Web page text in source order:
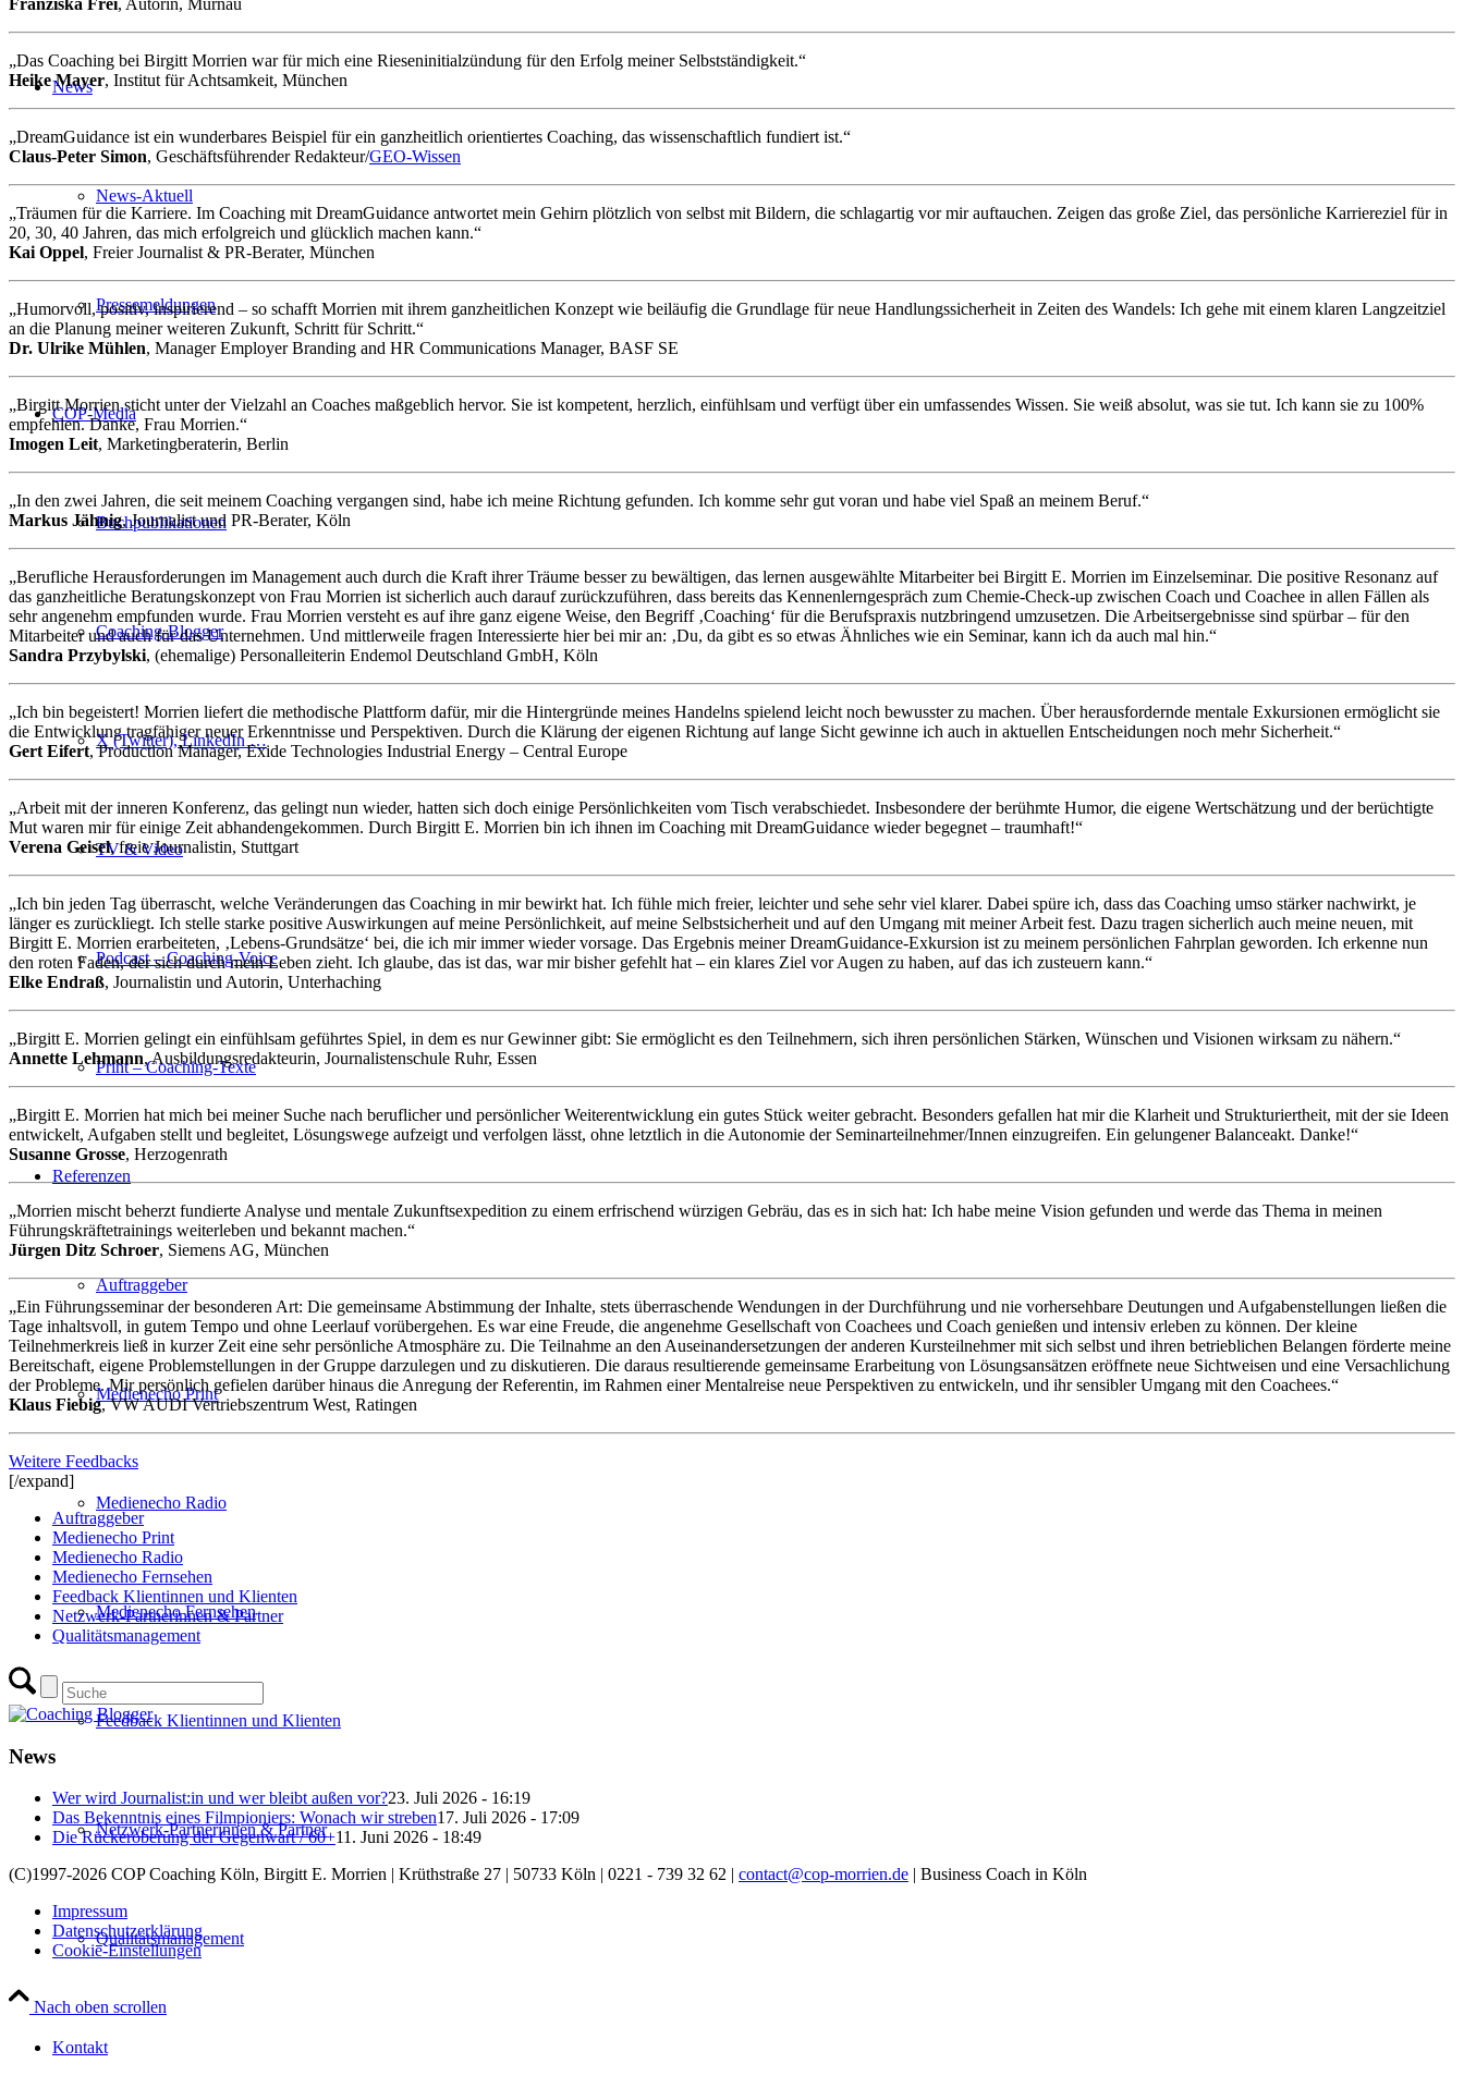
News
News-Aktuell
Pressemeldungen
COP-Media
Buchpublikationen
Coaching-Blogger
X (Twitter), LinkedIn …
TV & Video
Podcast – Coaching-Voice
Print – Coaching-Texte
Referenzen
Auftraggeber
Medienecho Print
Medienecho Radio
Medienecho Fernsehen
Feedback Klientinnen und Klienten
Netzwerk-Partnerinnen & Partner
Qualitätsmanagement
Kontakt
„Das Coaching bei Birgitt Morrien war für mich eine Rieseninitialzündung für den Erfolg meiner Selbstständigkeit.“
Heike Mayer, Institut für Achtsamkeit, München
„DreamGuidance ist ein wunderbares Beispiel für ein ganzheitlich orientiertes Coaching, das wissenschaftlich fundiert ist.“
Claus-Peter Simon, Geschäftsführender Redakteur/GEO-Wissen
„Träumen für die Karriere. Im Coaching mit DreamGuidance antwortet mein Gehirn plötzlich von selbst mit Bildern, die schlagartig vor mir auftauchen. Zeigen das große Ziel, das persönliche Karriereziel für in
20, 30, 40 Jahren, das mich erfolgreich und glücklich machen kann.“
Kai Oppel, Freier Journalist & PR-Berater, München
„Humorvoll, positiv, inspirierend – so schafft Morrien mit ihrem ganzheitlichen Konzept wie beiläufig die Grundlage für neue Handlungssicherheit in Zeiten des Wandels: Ich gehe mit einem klaren Langzeitziel
an die Planung meiner weiteren Zukunft, Schritt für Schritt.“
Dr. Ulrike Mühlen, Manager Employer Branding and HR Communications Manager, BASF SE
„Birgitt Morrien sticht unter der Vielzahl an Coaches maßgeblich hervor. Sie ist kompetent, herzlich, einfühlsam und verfügt über ein umfassendes Wissen. Sie weiß absolut, was sie tut. Ich kann sie zu 100%
empfehlen. Danke, Frau Morrien.“
Imogen Leit, Marketingberaterin, Berlin
„In den zwei Jahren, die seit meinem Coaching vergangen sind, habe ich meine Richtung gefunden. Ich komme sehr gut voran und habe viel Spaß an meinem Beruf.“
Markus Jähnig, Journalist und PR-Berater, Köln
„Berufliche Herausforderungen im Management auch durch die Kraft ihrer Träume besser zu bewältigen, das lernen ausgewählte Mitarbeiter bei Birgitt E. Morrien im Einzelseminar. Die positive Resonanz auf
das ganzheitliche Beratungskonzept von Frau Morrien ist sicherlich auch darauf zurückzuführen, dass bereits das Kennenlerngespräch zum Chemie-Check-up zwischen Coach und Coachee in allen Fällen als
sehr angenehm empfunden wurde. Frau Morrien versteht es auf ihre ganz eigene Weise, den Begriff ‚Coaching‘ für die Berufspraxis nutzbringend umzusetzen. Die Arbeitsergebnisse sind spürbar – für den
Mitarbeiter und auch für das Unternehmen. Und mittlerweile fragen Interessierte hier bei mir an: ‚Du, da gibt es so etwas Ähnliches wie ein Seminar, kann ich da auch mal hin.“
Sandra Przybylski, (ehemalige) Personalleiterin Endemol Deutschland GmbH, Köln
„Ich bin begeistert! Morrien liefert die methodische Plattform dafür, mir die Hintergründe meines Handelns spielend leicht noch bewusster zu machen. Über herausfordernde mentale Exkursionen ermöglicht sie
die Entwicklung tragfähiger neuer Erkenntnisse und Perspektiven. Durch die Klärung der eigenen Richtung auf lange Sicht gewinne ich auch in aktuellen Entscheidungen noch mehr Sicherheit.“
Gert Eifert, Production Manager, Exide Technologies Industrial Energy – Central Europe
„Arbeit mit der inneren Konferenz, das gelingt nun wieder, hatten sich doch einige Persönlichkeiten vom Tisch verabschiedet. Insbesondere der berühmte Humor, die eigene Wertschätzung und der berüchtigte
Mut waren mir für einige Zeit abhandengekommen. Durch Birgitt E. Morrien bin ich ihnen im Coaching mit DreamGuidance wieder begegnet – traumhaft!“
Verena Geisel, freie Journalistin, Stuttgart
„Ich bin jeden Tag überrascht, welche Veränderungen das Coaching in mir bewirkt hat. Ich fühle mich freier, leichter und sehe sehr viel klarer. Dabei spüre ich, dass das Coaching umso stärker nachwirkt, je
länger es zurückliegt. Ich stelle starke positive Auswirkungen auf meine Persönlichkeit, auf meine Selbstsicherheit und auf den Umgang mit meiner Arbeit fest. Dazu tragen sicherlich auch meine neuen, mit
Birgitt E. Morrien erarbeiteten, ‚Lebens-Grundsätze‘ bei, die ich mir immer wieder vorsage. Das Ergebnis meiner DreamGuidance-Exkursion ist zu meinem persönlichen Fahrplan geworden. Ich erkenne nun
den roten Faden, der sich durch mein Leben zieht. Ich glaube, das ist das, war mir bisher gefehlt hat – ein klares Ziel vor Augen zu haben, auf das ich zusteuern kann.“
Elke Endraß, Journalistin und Autorin, Unterhaching
„Birgitt E. Morrien gelingt ein einfühlsam geführtes Spiel, in dem es nur Gewinner gibt: Sie ermöglicht es den Teilnehmern, sich ihren persönlichen Stärken, Wünschen und Visionen wirksam zu nähern.“
Annette Lehmann, Ausbildungsredakteurin, Journalistenschule Ruhr, Essen
„Birgitt E. Morrien hat mich bei meiner Suche nach beruflicher und persönlicher Weiterentwicklung ein gutes Stück weiter gebracht. Besonders gefallen hat mir die Klarheit und Strukturiertheit, mit der sie Ideen
entwickelt, Aufgaben stellt und begleitet, Lösungswege aufzeigt und verfolgen lässt, ohne letztlich in die Autonomie der Seminarteilnehmer/Innen einzugreifen. Ein gelungener Balanceakt. Danke!“
Susanne Grosse, Herzogenrath
„Morrien mischt beherzt fundierte Analyse und mentale Zukunftsexpedition zu einem erfrischend würzigen Gebräu, das es in sich hat: Ich habe meine Vision gefunden und werde das Thema in meinen
Führungskräftetrainings weiterleben und bekannt machen.“
Jürgen Ditz Schroer, Siemens AG, München
„Ein Führungsseminar der besonderen Art: Die gemeinsame Abstimmung der Inhalte, stets überraschende Wendungen in der Durchführung und nie vorhersehbare Deutungen und Aufgabenstellungen ließen die
Tage inhaltsvoll, in gutem Tempo und ohne Leerlauf vorübergehen. Es war eine Freude, die angenehme Gesellschaft von Coachees und Coach genießen und intensiv erleben zu können. Der kleine
Teilnehmerkreis ließ in kurzer Zeit eine sehr persönliche Atmosphäre zu. Die Teilnahme an den Auseinandersetzungen der anderen Kursteilnehmer mit sich selbst und ihren betrieblichen Belangen förderte meine
Bereitschaft, eigene Problemstellungen in der Gruppe darzulegen und zu diskutieren. Die daraus resultierende gemeinsame Erarbeitung von Lösungsansätzen eröffnete neue Sichtweisen und eine Versachlichung
der Probleme. Mir persönlich gefielen darüber hinaus die Anregung der Referentin, im Rahmen einer Mentalreise neue Perspektiven zu entwickeln, und ihr sensibler Umgang mit den Coachees.“
Klaus Fiebig, VW AUDI Vertriebszentrum West, Ratingen
Weitere Feedbacks
[/expand]
Auftraggeber
Medienecho Print
Medienecho Radio
Medienecho Fernsehen
Feedback Klientinnen und Klienten
Netzwerk-Partnerinnen & Partner
Qualitätsmanagement
News
Wer wird Journalist:in und wer bleibt außen vor?23. Juli 2026 - 16:19
Das Bekenntnis eines Filmpioniers: Wonach wir streben17. Juli 2026 - 17:09
Die Rückeroberung der Gegenwart / 60+11. Juni 2026 - 18:49
(C)1997-2026 COP Coaching Köln, Birgitt E. Morrien | Krüthstraße 27 | 50733 Köln | 0221 - 739 32 62 | contact@cop-morrien.de | Business Coach in Köln
Impressum
Datenschutzerklärung
Cookie-Einstellungen
Nach oben scrollen